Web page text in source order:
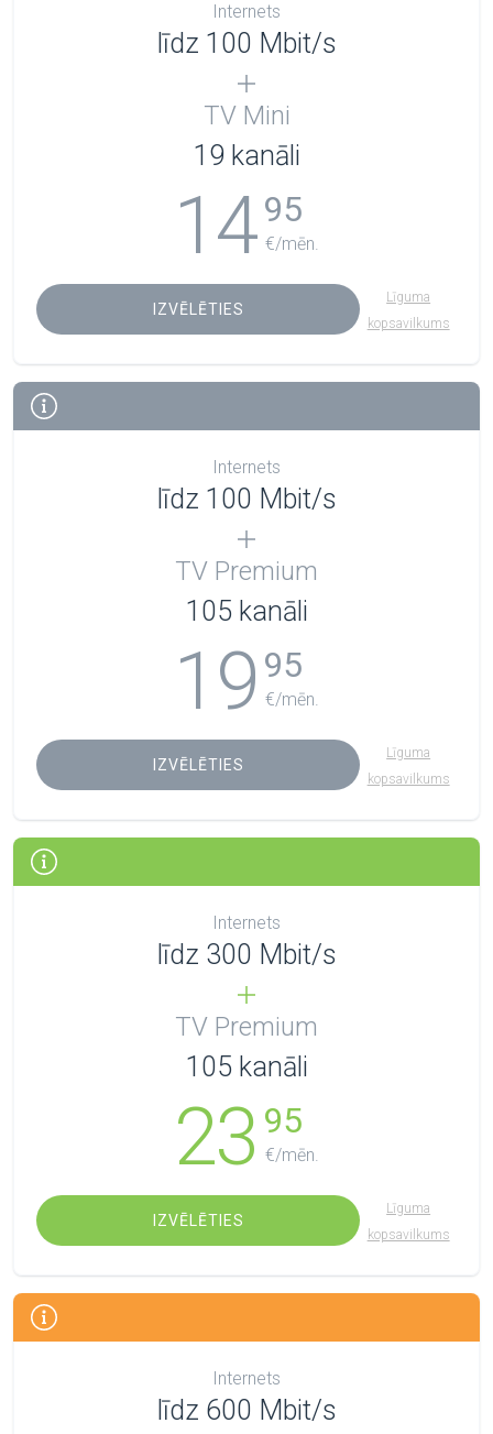
Internets
līdz 100 Mbit/s
TV Mini
19 kanāli
1495
€/mēn.
IZVĒLĒTIES
Līguma
kopsavilkums
Internets
līdz 100 Mbit/s
TV Premium
105 kanāli
19 95
€/mēn.
IZVĒLĒTIES
Līguma
kopsavilkums
Internets
līdz 300 Mbit/s
TV Premium
105 kanāli
23 95
€/mēn.
IZVĒLĒTIES
Līguma
kopsavilkums
Internets
līdz 600 Mbit/s